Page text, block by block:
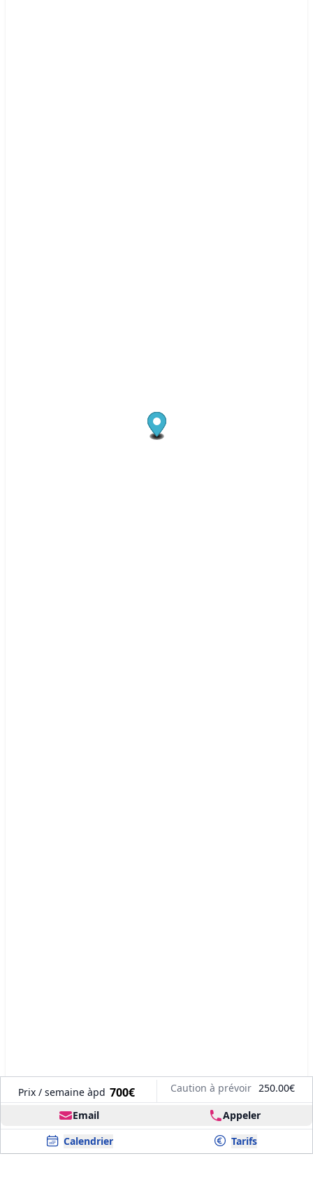
Prix / semaine àpd 700€ Caution à prévoir 250.00€
Email
Appeler
Calendrier
Tarifs